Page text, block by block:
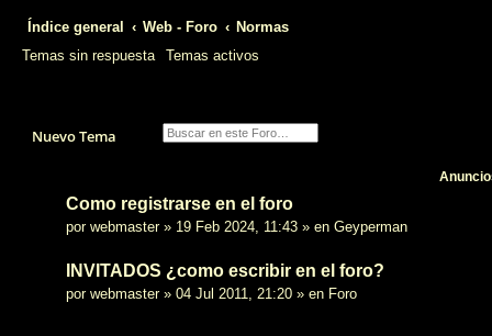
Índice general Web - Foro
Normas
Temas sin respuesta Temas activos
Nuevo Tema Buscar
Búsqueda avanzada
Como registrarse en el foro
por webmaster» 19 Feb 2024, 11:43 » en Geyperman
INVITADOS ¿como escribir en el foro?
por webmaster» 04 Jul 2011, 21:20 » en Foro